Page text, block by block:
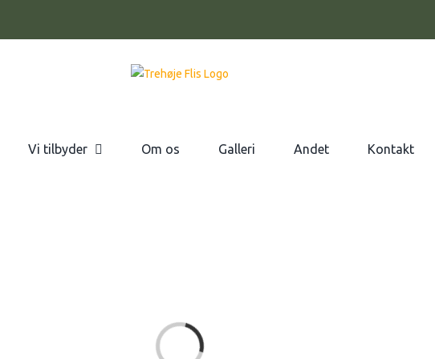
Vi tilbyder Om os Galleri Andet Kontakt